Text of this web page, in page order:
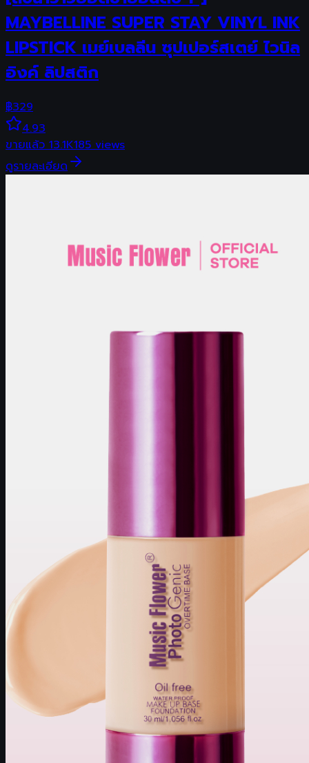
MAYBELLINE SUPER STAY VINYL INK
LIPSTICK เมย์เบลลีน ซุปเปอร์สเตย์ ไวนิล
อิงค์ ลิปสติก
฿329
4.93
ขายแล้ว 13.1K185 views
ดูรายละเอียด